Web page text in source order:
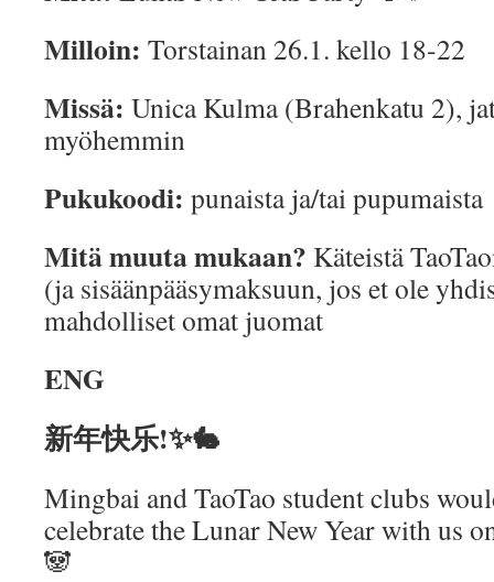
Milloin: Torstainan 26.1. kello 18-22
Missä: Unica Kulma (Brahenkatu 2),
myöhemmin
Pukukoodi: punaista ja/tai pupumaista
Mitä muuta mukaan? Käteistä
(ja sisäänpääsymaksuun, jos et ole
mahdolliset omat juomat
ENG
新年快乐!✨🐇
Mingbai and TaoTao student clubs
celebrate the Lunar New Year with us
🐼